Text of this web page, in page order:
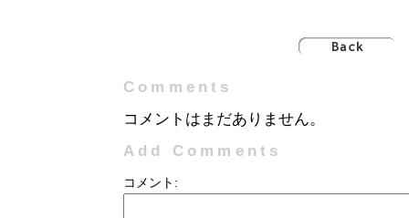
Comments
コメントはまだありません。
Add Comments
コメント: